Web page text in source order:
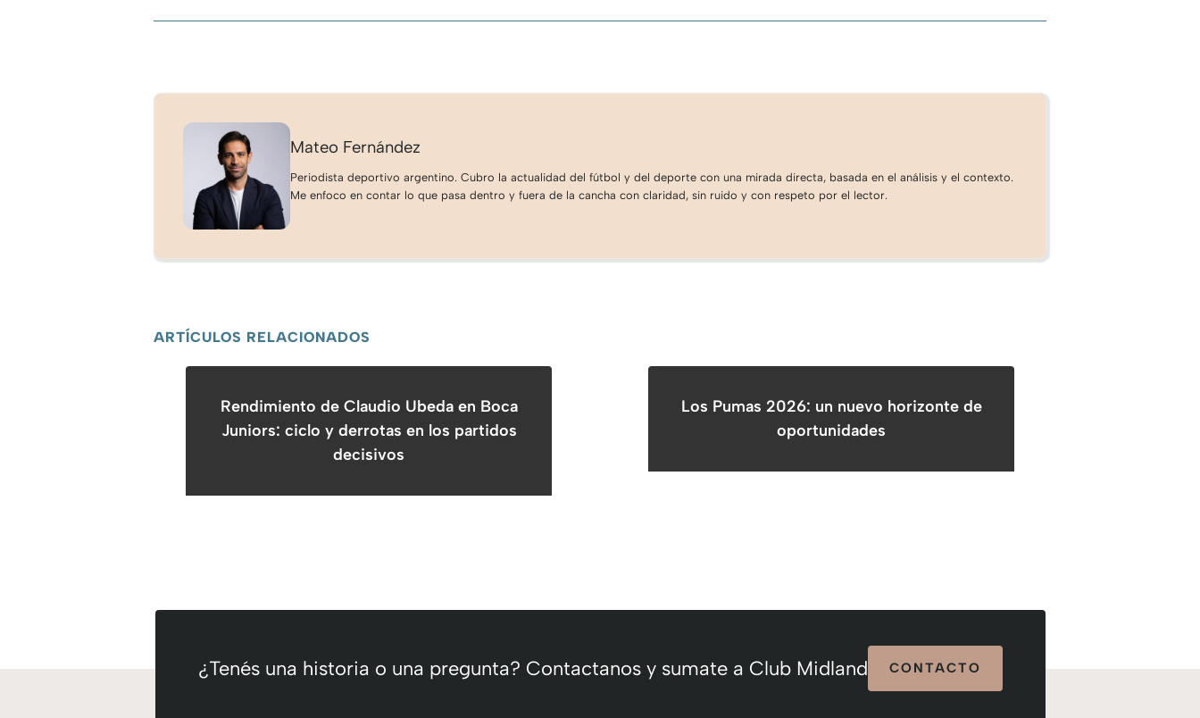
Mateo Fernández
Periodista deportivo argentino. Cubro la actualidad del fútbol y del deporte con una mirada directa, basada en el análisis y el contexto.
Me enfoco en contar lo que pasa dentro y fuera de la cancha con claridad, sin ruido y con respeto por el lector.
ARTÍCULOS RELACIONADOS
Rendimiento de Claudio Ubeda en Boca
Juniors: ciclo y derrotas en los partidos
decisivos
Los Pumas 2026: un nuevo horizonte de
oportunidades
¿Tenés una historia o una pregunta? Contactanos y sumate a Club Midland CONTACTO